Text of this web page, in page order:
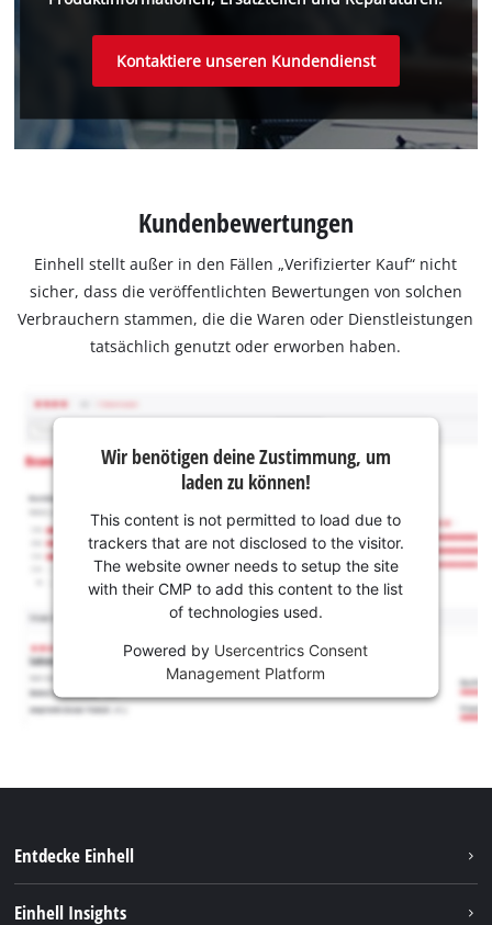
Kontaktiere unseren Kundendienst
Kundenbewertungen
Einhell stellt außer in den Fällen „Verifizierter Kauf“ nicht
sicher, dass die veröffentlichten Bewertungen von solchen
Verbrauchern stammen, die die Waren oder Dienstleistungen
tatsächlich genutzt oder erworben haben.
Wir benötigen deine Zustimmung, um
laden zu können!
This content is not permitted to load due to
trackers that are not disclosed to the visitor.
The website owner needs to setup the site
with their CMP to add this content to the list
of technologies used.
Powered by Usercentrics Consent
Management Platform
Entdecke Einhell
Einhell Insights